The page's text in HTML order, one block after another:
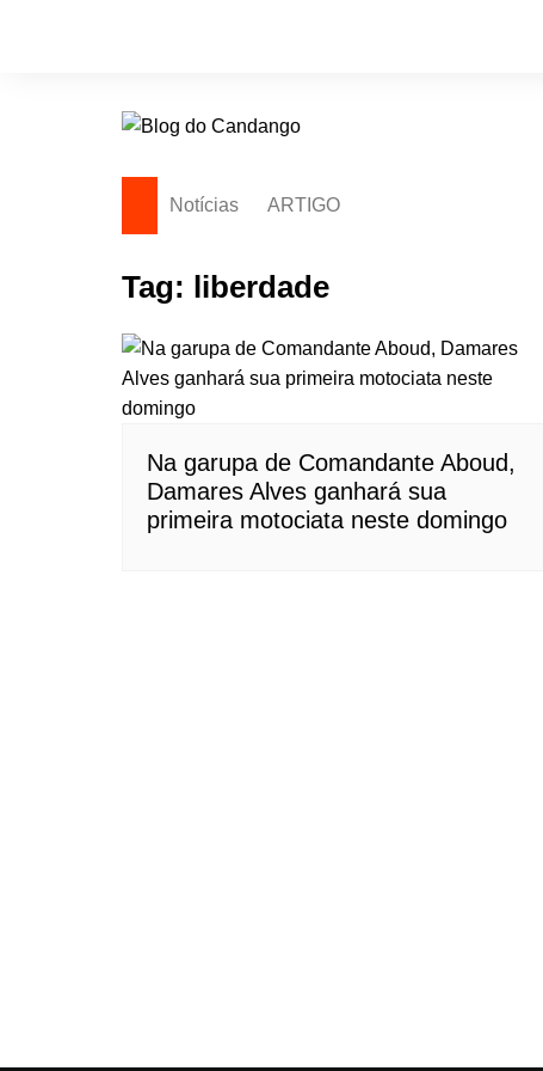
Notícias ARTIGO
Tag: liberdade
Na garupa de Comandante Aboud,
Damares Alves ganhará sua
primeira motociata neste domingo